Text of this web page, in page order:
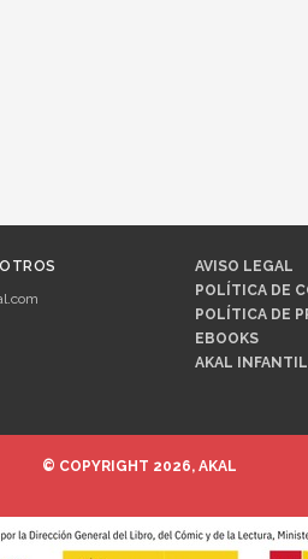
AVISO LEGAL
POLÍTICA DE
POLÍTICA DE
EBOOKS
AKAL INFANTIL
© COPYRIGHT 2026, AKAL